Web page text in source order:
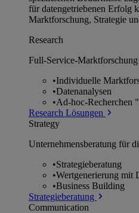
für datengetriebenen Erfolg
Marktforschung, Strategie
Research
Full-Service-
•Individuelle
•Datenanalysen
•Ad-hoc-Recherchen
Research Lösungen
Strategy
Unternehmens­beratung für
•Strategieberatung
•Wertgenerierung mit
•Business Building
Strategieberatung
Communication